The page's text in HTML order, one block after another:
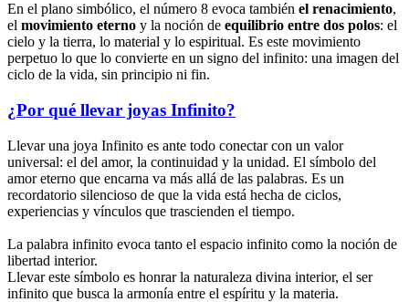
En el plano simbólico, el número 8 evoca también el renacimiento,
el movimiento eterno y la noción de equilibrio entre dos polos: el
cielo y la tierra, lo material y lo espiritual. Es este movimiento
perpetuo lo que lo convierte en un signo del infinito: una imagen del
ciclo de la vida, sin principio ni fin.
¿Por qué llevar joyas Infinito?
Llevar una joya Infinito es ante todo conectar con un valor
universal: el del amor, la continuidad y la unidad. El símbolo del
amor eterno que encarna va más allá de las palabras. Es un
recordatorio silencioso de que la vida está hecha de ciclos,
experiencias y vínculos que trascienden el tiempo.
La palabra infinito evoca tanto el espacio infinito como la noción de
libertad interior.
Llevar este símbolo es honrar la naturaleza divina interior, el ser
infinito que busca la armonía entre el espíritu y la materia.